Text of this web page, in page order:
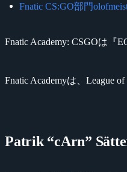
Fnatic CS:GO部門
Fnatic Academy: CSGOは『
Fnatic Academyは、League
Patrik “cArn”